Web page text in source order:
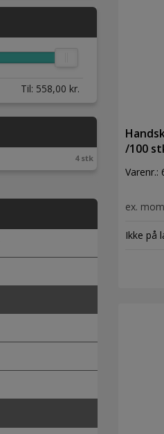
Til: 558,00 kr.
4 stk
/100
Varenr.:
ex.
Ikke på